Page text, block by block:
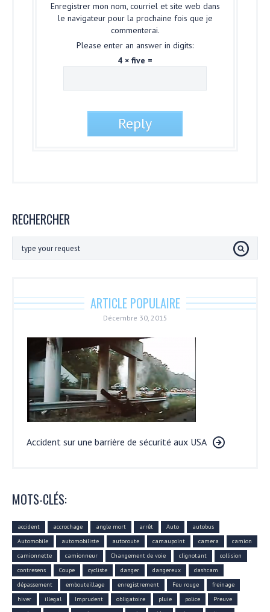
Enregistrer mon nom, courriel et site web dans
le navigateur pour la prochaine fois que je
commenterai.
Please enter an answer in digits:
4 × five =
RECHERCHER
ARTICLE POPULAIRE
Décembre 30, 2015
Accident sur une barrière de sécurité aux USA
MOTS-CLÉS:
accident accrochage angle mort arrêt Auto
autobus
Automobile
automobiliste autoroute camaupoint camera
camion
camionnette
camionneur Changement de voie clignotant
collision
contresens
Coupe cycliste danger dangereux
dashcam
dépassement
embouteillage enregistrement Feu rouge
freinage
hiver
illegal Imprudent obligatoire pluie police
Preuve